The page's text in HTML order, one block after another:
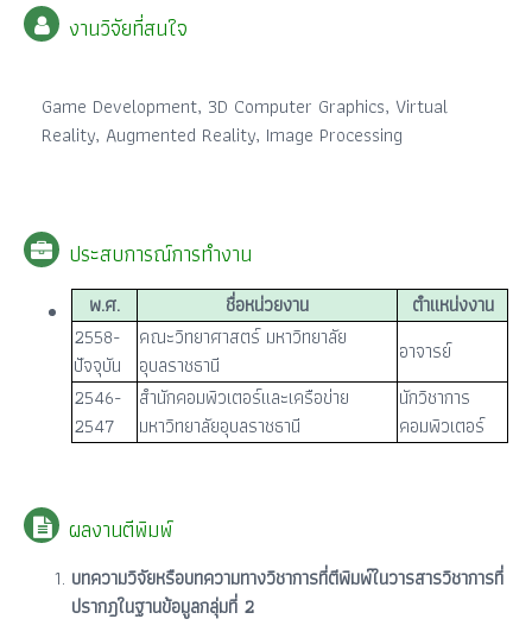
งานวิจัยที่สนใจ
Game Development, 3D Computer Graphics, Virtual
Reality, Augmented Reality, Image Processing
ประสบการณ์การทำงาน
พ.ศ. ชื่อหน่วยงาน
ตำแหน่งงาน
2558-
ปัจจุบัน
คณะวิทยาศาสตร์ มหาวิทยาลัย
อุบลราชธานี
อาจารย์
2546-
2547
สำนักคอมพิวเตอร์และเครือข่าย
มหาวิทยาลัยอุบลราชธานี
นักวิชาการ
คอมพิวเตอร์
ผลงานตีพิมพ์
บทความวิจัยหรือบทความทางวิชาการที่ตีพิมพ์ในวารสารวิชาการที่
ปรากฎในฐานข้อมูลกลุ่มที่ 2